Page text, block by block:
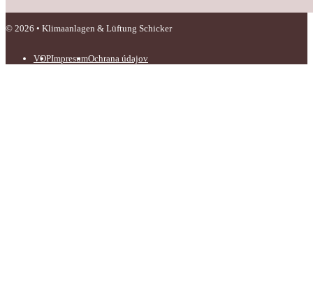
© 2026 • Klimaanlagen & Lüftung Schicker
VOPImpresumOchrana údajov